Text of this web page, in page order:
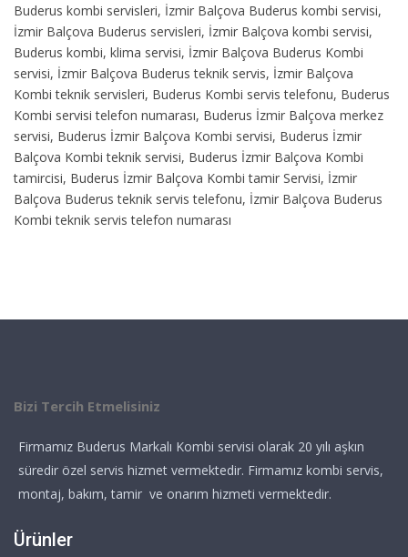
Buderus kombi servisleri, İzmir Balçova Buderus kombi servisi,
İzmir Balçova Buderus servisleri, İzmir Balçova kombi servisi,
Buderus kombi, klima servisi, İzmir Balçova Buderus Kombi
servisi, İzmir Balçova Buderus teknik servis, İzmir Balçova
Kombi teknik servisleri, Buderus Kombi servis telefonu, Buderus
Kombi servisi telefon numarası, Buderus İzmir Balçova merkez
servisi, Buderus İzmir Balçova Kombi servisi, Buderus İzmir
Balçova Kombi teknik servisi, Buderus İzmir Balçova Kombi
tamircisi, Buderus İzmir Balçova Kombi tamir Servisi, İzmir
Balçova Buderus teknik servis telefonu, İzmir Balçova Buderus
Kombi teknik servis telefon numarası
Bizi Tercih Etmelisiniz
Firmamız Buderus Markalı Kombi servisi olarak 20 yılı aşkın
süredir özel servis hizmet vermektedir. Firmamız kombi servis,
montaj, bakım, tamir ve onarım hizmeti vermektedir.
Ürünler